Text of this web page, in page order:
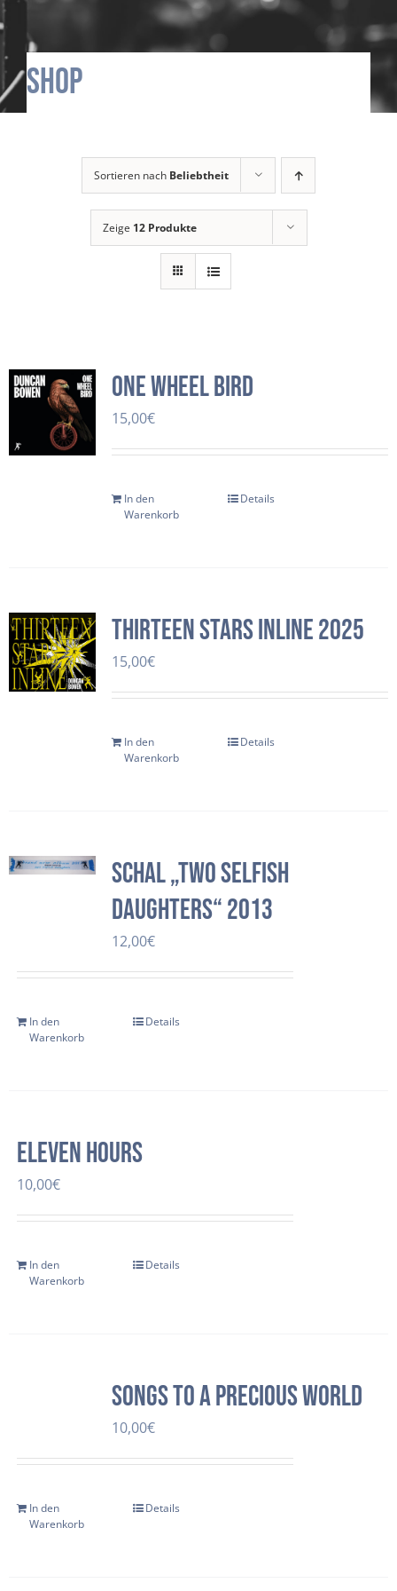
Shop
Sortieren nach Beliebtheit
Zeige 12 Produkte
One Wheel Bird
15,00€
In den
Warenkorb
Details
Thirteen Stars Inline 2025
15,00€
In den
Warenkorb
Details
Schal „two selfish
daughters“ 2013
12,00€
In den
Warenkorb
Details
Eleven Hours
10,00€
In den
Warenkorb
Details
Songs to a precious world
10,00€
In den
Warenkorb
Details